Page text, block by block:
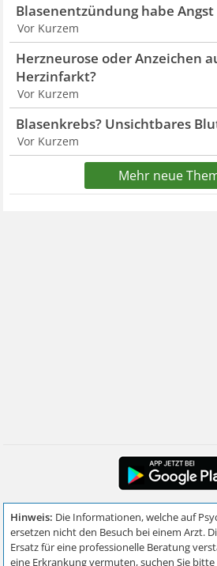
Blasenentzündung habe Angst
Vor Kurzem
Herzneurose oder Anzeichen
Herzinfarkt?
Vor Kurzem
Blasenkrebs? Unsichtbares
Vor Kurzem
Mehr neue